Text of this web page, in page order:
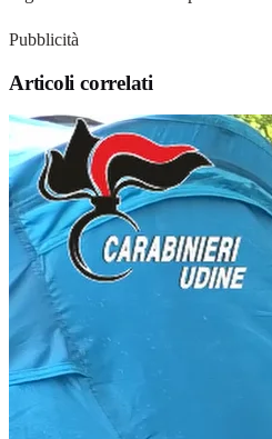
Pubblicità
Articoli correlati